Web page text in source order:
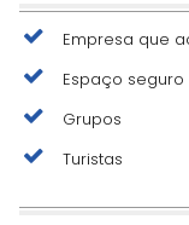
Empresa que
Espaço
Grupos
Turistas